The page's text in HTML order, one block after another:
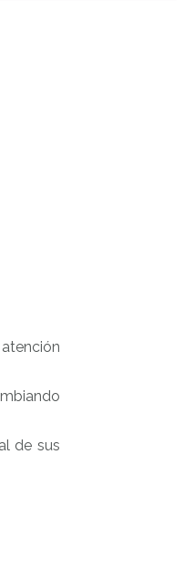
de sus